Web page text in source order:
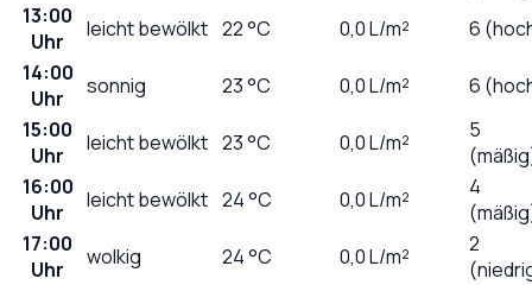
13:00
Uhr
leicht bewölkt 22°C 0,0L/m²
6
14:00
Uhr
sonnig 23°C 0,0L/m²
6
15:00
Uhr
leicht bewölkt 23°C 0,0L/m²
5
16:00
Uhr
leicht bewölkt 24°C 0,0L/m²
4
17:00
Uhr
wolkig 24°C 0,0L/m²
2